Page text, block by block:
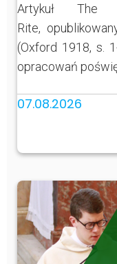
Artykuł
Rite,
(Oxford 1918, s.
opracowań
07.08.2026